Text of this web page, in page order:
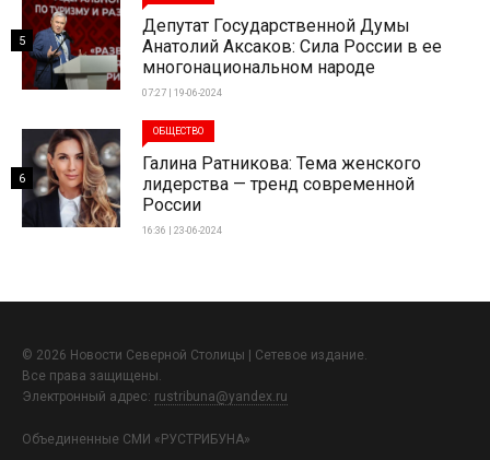
Депутат Государственной Думы
Анатолий Аксаков: Сила России в ее
многонациональном народе
07:27 | 19-06-2024
5
ОБЩЕСТВО
Галина Ратникова: Тема женского
лидерства — тренд современной
России
16:36 | 23-06-2024
6
© 2026 Новости Северной Столицы | Сетевое издание.
Все права защищены.
Электронный адрес: rustribuna@yandex.ru
Объединенные СМИ «РУСТРИБУНА»